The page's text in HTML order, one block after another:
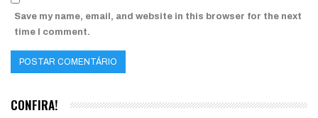
Save my name, email, and website in this browser for the next
time I comment.
CONFIRA!